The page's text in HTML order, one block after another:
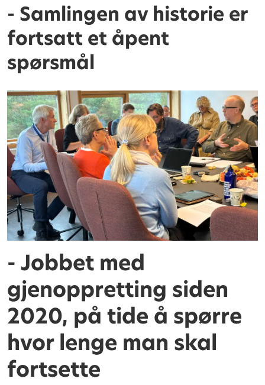
- Samlingen av historie er
fortsatt et åpent
spørsmål
- Jobbet med
gjenoppretting siden
2020, på tide å spørre
hvor lenge man skal
fortsette